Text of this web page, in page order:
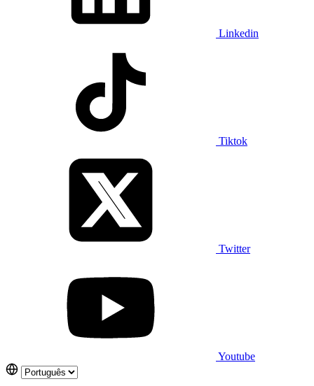
Linkedin
Tiktok
Twitter
Youtube